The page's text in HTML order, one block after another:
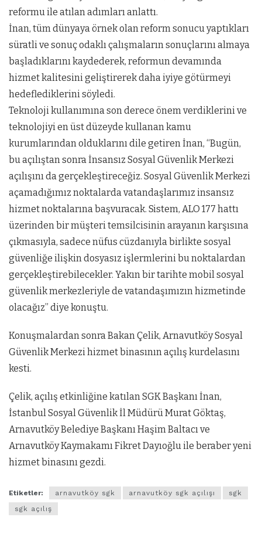
reformu ile atılan adımları anlattı.
İnan, tüm dünyaya örnek olan reform sonucu yaptıkları
süratli ve sonuç odaklı çalışmaların sonuçlarını almaya
başladıklarını kaydederek, reformun devamında
hizmet kalitesini geliştirerek daha iyiye götürmeyi
hedeflediklerini söyledi.
Teknoloji kullanımına son derece önem verdiklerini ve
teknolojiyi en üst düzeyde kullanan kamu
kurumlarından olduklarını dile getiren İnan, “Bugün,
bu açılıştan sonra İnsansız Sosyal Güvenlik Merkezi
açılışını da gerçekleştireceğiz. Sosyal Güvenlik Merkezi
açamadığımız noktalarda vatandaşlarımız insansız
hizmet noktalarına başvuracak. Sistem, ALO 177 hattı
üzerinden bir müşteri temsilcisinin arayanın karşısına
çıkmasıyla, sadece nüfus cüzdanıyla birlikte sosyal
güvenliğe ilişkin dosyasız işlermlerini bu noktalardan
gerçekleştirebilecekler. Yakın bir tarihte mobil sosyal
güvenlik merkezleriyle de vatandaşımızın hizmetinde
olacağız” diye konuştu.
Konuşmalardan sonra Bakan Çelik, Arnavutköy Sosyal
Güvenlik Merkezi hizmet binasının açılış kurdelasını
kesti.
Çelik, açılış etkinliğine katılan SGK Başkanı İnan,
İstanbul Sosyal Güvenlik İl Müdürü Murat Göktaş,
Arnavutköy Belediye Başkanı Haşim Baltacı ve
Arnavutköy Kaymakamı Fikret Dayıoğlu ile beraber yeni
hizmet binasını gezdi.
Etiketler: arnavutköy sgk arnavutköy sgk açılışı
sgk
sgk açılış